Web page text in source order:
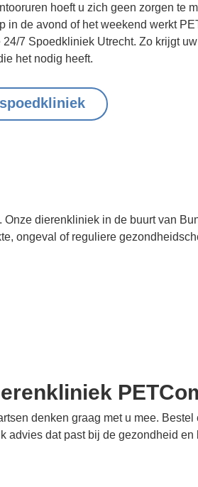
hoeft u zich geen zorgen te
in de avond of het weekend werkt
24/7 Spoedkliniek Utrecht. Zo krijgt
het nodig heeft.
dierenkliniek in de buurt van
ongeval of reguliere
denken graag met u mee. Bestel
advies dat past bij de gezondheid en